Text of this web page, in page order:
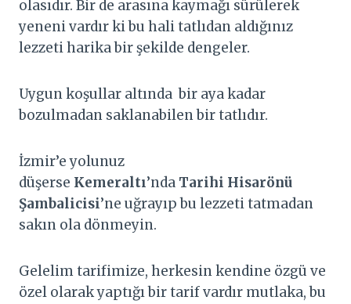
olasıdır. Bir de arasına kaymağı sürülerek
yeneni vardır ki bu hali tatlıdan aldığınız
lezzeti harika bir şekilde dengeler.
Uygun koşullar altında bir aya kadar
bozulmadan saklanabilen bir tatlıdır.
İzmir’e yolunuz
düşerse Kemeraltı’nda Tarihi Hisarönü
Şambalicisi’ne uğrayıp bu lezzeti tatmadan
sakın ola dönmeyin.
Gelelim tarifimize, herkesin kendine özgü ve
özel olarak yaptığı bir tarif vardır mutlaka, bu